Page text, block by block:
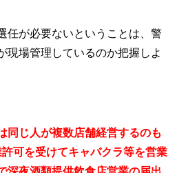
任が必要ないということは、警
現場管理しているのか把握しよ
同じ人が複数店舗経営するのも
可を受けてキャバクラ等を営業